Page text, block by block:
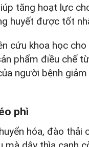
tăng hoạt lực
huyết được tốt
cứu khoa học
phẩm điều chế
người bệnh
phì
hóa, đào thải